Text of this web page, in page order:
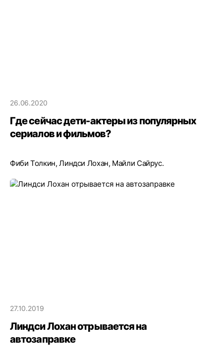
26.06.2020
Где сейчас дети-актеры из популярных
сериалов и фильмов?
Фиби Толкин, Линдси Лохан, Майли Сайрус.
27.10.2019
Линдси Лохан отрывается на
автозаправке